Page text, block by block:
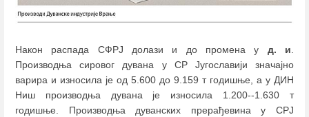
Након распада СФРЈ долази и до промена у д. и
Производња сировог дувана у СР Југославији значајно
варира и износила је од 5.600 до 9.159 т годишње, а у ДИН
Ниш производња дувана је износила 1.200--1.630 т
годишње. Производња дуванских прерађевина у СРЈ